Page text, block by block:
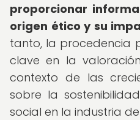
proporcionar
origen ético y su
tanto, la procedencia
clave en la
contexto de las
sobre la
social en la industria